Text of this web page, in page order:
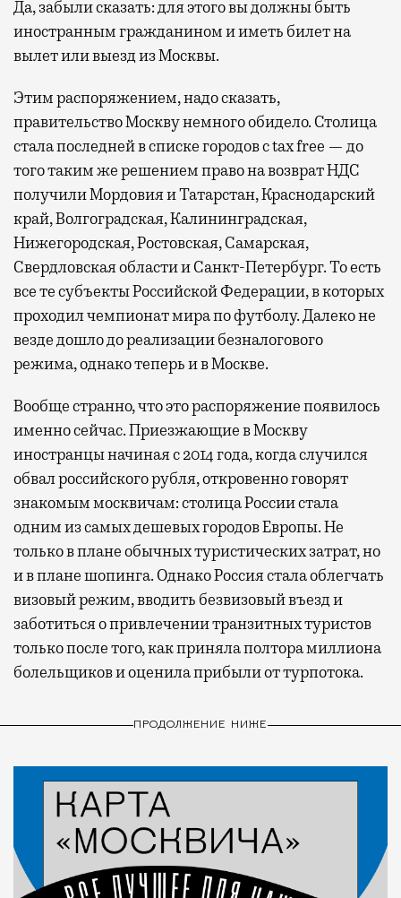
Да, забыли сказать: для этого вы должны быть
иностранным гражданином и иметь билет на
вылет или выезд из Москвы.
Этим распоряжением, надо сказать,
правительство Москву немного обидело. Столица
стала последней в списке городов сtaxfree — до
того таким же решением право на возврат НДС
получили Мордовия и Татарстан, Краснодарский
край, Волгоградская, Калининградская,
Нижегородская, Ростовская, Самарская,
Свердловская области и Санкт-Петербург. То есть
все те субъекты Российской Федерации, в которых
проходил чемпионат мира по футболу. Далеко не
везде дошло до реализации безналогового
режима, однако теперь и в Москве.
Вообще странно, что это распоряжение появилось
именно сейчас. Приезжающие в Москву
иностранцы начиная с 2014 года, когда случился
обвал российского рубля, откровенно говорят
знакомым москвичам: столица России стала
одним из самых дешевых городов Европы. Не
только в плане обычных туристических затрат, но
и в плане шопинга. Однако Россия стала облегчать
визовый режим, вводить безвизовый въезд и
заботиться о привлечении транзитных туристов
только после того, как приняла полтора миллиона
болельщиков и оценила прибыли от турпотока.
ПРОДОЛЖЕНИЕ НИЖЕ